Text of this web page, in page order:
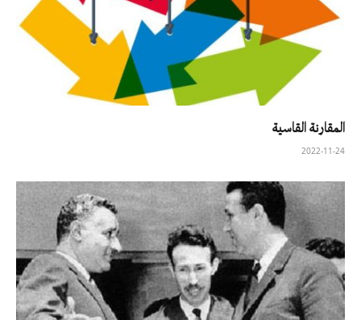
المقارنة القاسية
2022-11-24